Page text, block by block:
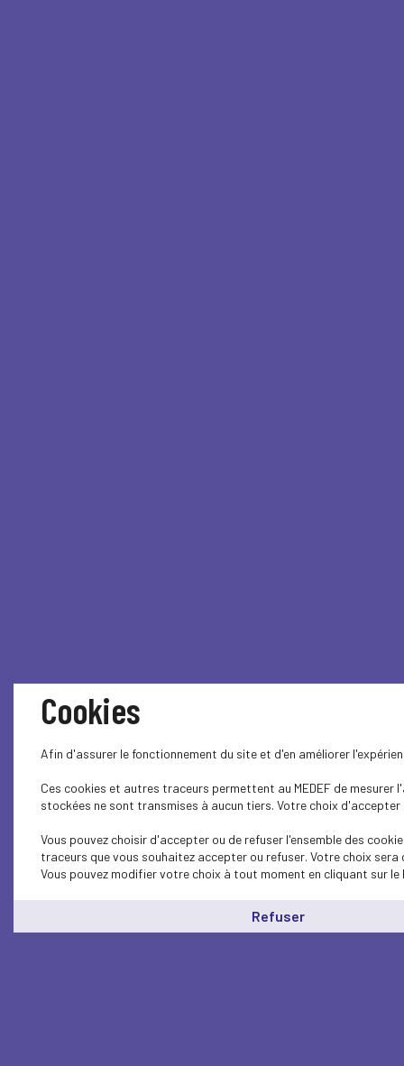
Cookies
Afin d'assurer le fonctionnement du site et d'en améliorer
Ces cookies et autres traceurs permettent au MEDEF de
stockées ne sont transmises à aucun tiers. Votre choix
Vous pouvez choisir d'accepter ou de refuser l'ensemble des
traceurs que vous souhaitez accepter ou refuser. Votre choix
Vous pouvez modifier votre choix à tout moment en cliquant sur le
Refuser